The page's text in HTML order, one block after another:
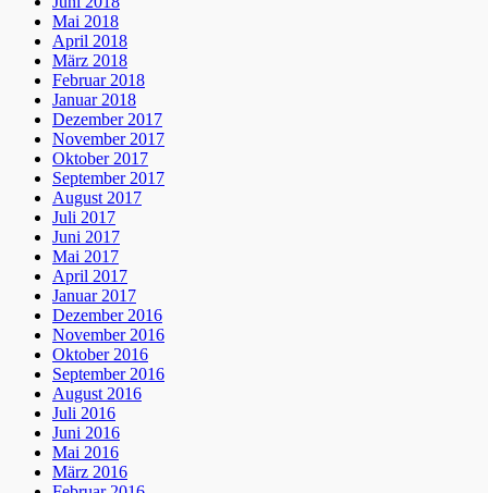
Mai 2018
April 2018
März 2018
Februar 2018
Januar 2018
Dezember 2017
November 2017
Oktober 2017
September 2017
August 2017
Juli 2017
Juni 2017
Mai 2017
April 2017
Januar 2017
Dezember 2016
November 2016
Oktober 2016
September 2016
August 2016
Juli 2016
Juni 2016
Mai 2016
März 2016